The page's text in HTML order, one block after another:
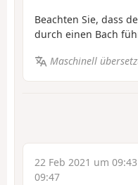
Beachten Sie, dass
durch einen Bach
Maschinell
22 Feb 2021 um 09:43
09:47